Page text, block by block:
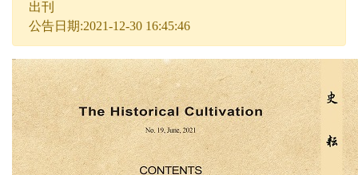
出刊
公告日期:2021-12-30 16:45:46